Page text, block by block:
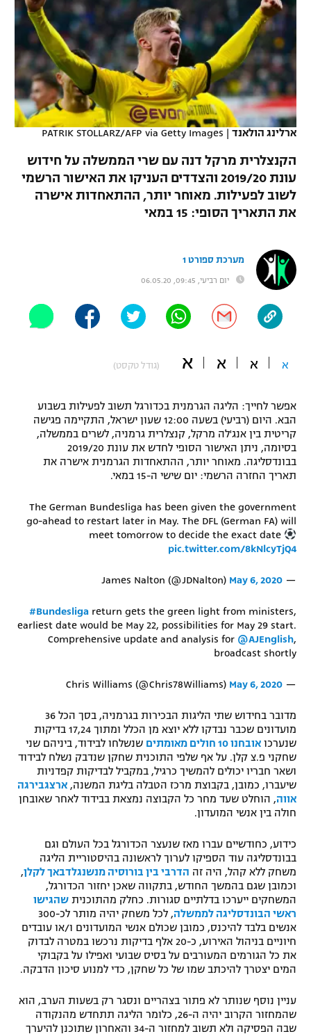
VOD
רץ ברשת
לוח שידורים
"מעל הליגה" – פודקאסט
"מחצית בשכונה" – פודקאסט
תקנון משתתפים וזוכים בפרסים
תקנון עבור פעילות אלקטרה
טניס
גיימינג E-Sports
תנאי שימוש
תקנון פעילות ספורט 1
רשיון להקרנה פומבית לבית עסק
תגיות
המגזין
נבחרת ישראל
מכבי חיפה
בית"ר ירושלים
מכבי תל אביב
הפועל חיפה
הפועל באר שבע
מכבי נתניה
בני יהודה
ליגה ספרדית
ליגה איטלקית
ליגה צרפתית
ליגה הולנדית
ליגה טורקית
ליגה סינית
ליגות נוספות
כדורסל נשים
מכבי תל אביב
הפועל חולון
הפועל ירושלים
יורוליג
יורוקאפ
טניס
כדוריד
כדורעף
שחייה
ג'ודו
אגרוף
UFC
היאבקות WWE
כדורמים
פוטבול אמריקאי NFL
בייסבול MLB
ספורט אתגרי ואקסטרים
אומנויות לחימה
ארלינג הולאנד |
PATRIK STOLLARZ/AFP via Getty Images
הקנצלרית מרקל דנה עם שרי הממשלה על חידוש
עונת 2019/20 והצדדים העניקו את האישור הרשמי
לשוב לפעילות. מאוחר יותר, ההתאחדות אישרה
את התאריך הסופי: 15 במאי
מערכת ספורט 1
יום רביעי, 09:45, 06.05.20
א א א א (גודל טקסט)
אפשר לחייך: הליגה הגרמנית בכדורגל תשוב לפעילות בשבוע
הבא. היום (רביעי) בשעה 12:00 שעון ישראל, התקיימה פגישה
קריטית בין אנג'לה מרקל, קנצלרית גרמניה, לשרים בממשלה,
בסיומה, ניתן האישור הסופי לחדש את עונת 2019/20
בבונדסליגה. מאוחר יותר, ההתאחדות הגרמנית אישרה את
תאריך החזרה הרשמי: יום שישי ה-15 במאי.
The German Bundesliga has been given the government
go-ahead to restart later in May. The DFL (German FA) will
meet tomorrow to decide the exact date
pic.twitter.com/8kNlcyTjQ4
— James Nalton (@JDNalton)
May 6, 2020
#Bundesliga return gets the green light from ministers,
earliest date would be May 22, possibilities for May 29 start.
Comprehensive update and analysis for @AJEnglish,
broadcast shortly
— Chris Williams (@Chris78Williams)
May 6, 2020
מדובר בחידוש שתי הליגות הבכירות בגרמניה, בסך הכל 36
מועדונים שכבר נבדקו ללא יוצא מן הכלל ומתוך 17,24 בדיקות
שנערכו אובחנו 10 חולים מאומתים
שנשלחו לבידוד, ביניהם שני
שחקני פ.צ קלן. על אף שלפי התוכנית שחקן שנדבק נשלח לבידוד
ושאר חבריו יכולים להמשיך כרגיל, במקביל לבדיקות קפדניות
שיעברו, כמובן, בקבוצת מרכז הטבלה בליגת המשנה, ארצגבירגה
אווה, הוחלט שעד מחר כל הקבוצה נמצאת בבידוד לאחר שאובחן
חולה בין אנשי המועדון.
כידוע, כחודשיים עברו מאז שנעצר הכדורגל בכל העולם וגם
בבונדסליגה עוד הספיקו לערוך לראשונה בהיסטוריית הליגה
משחק ללא קהל, היה זה הדרבי בין בורוסיה מנשנגלדבאך לקלן,
וכמובן שגם בהמשך החודש, בתקווה שאכן יחזור הכדורגל,
המשחקים ייערכו בדלתיים סגורות. כחלק מהתוכנית שהגישו
ראשי הבונדסליגה לממשלה
, לכל משחק יהיה מותר לכ-300
אנשים בלבד להיכנס, כמובן שכולם אנשי המועדונים ו/או עובדים
חיוניים בניהול האירוע, כ-20 אלף בדיקות נרכשו במטרה לבדוק
את כל הגורמים המעורבים על בסיס שבועי ואפילו על בקבוקי
המים יצטרך להיכתב שמו של כל שחקן, כדי למנוע סיכון הדבקה.
עניין נוסף שנותר לא פתור בצהריים ונסגר רק בשעות הערב, הוא
שהמחזור הקרוב יהיה ה-26, כלומר הליגה תתחדש מהנקודה
שבה הפסיקה ולא תשוב למחזור ה-34 והאחרון שתוכנן להיערך